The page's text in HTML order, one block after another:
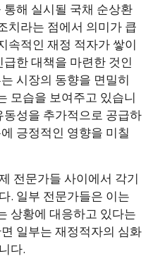
해 실시될 국채 순상환
치라는 점에서 의미가 큽
속적인 재정 적자가 쌓이
한 대책을 마련한 것인
시장의 동향을 면밀히
모습을 보여주고 있습니
성을 추가적으로 공급하
긍정적인 영향을 미칠
전문가들 사이에서 각기
. 일부 전문가들은 이는
상황에 대응하고 있다는
일부는 재정적자의 심화
다.